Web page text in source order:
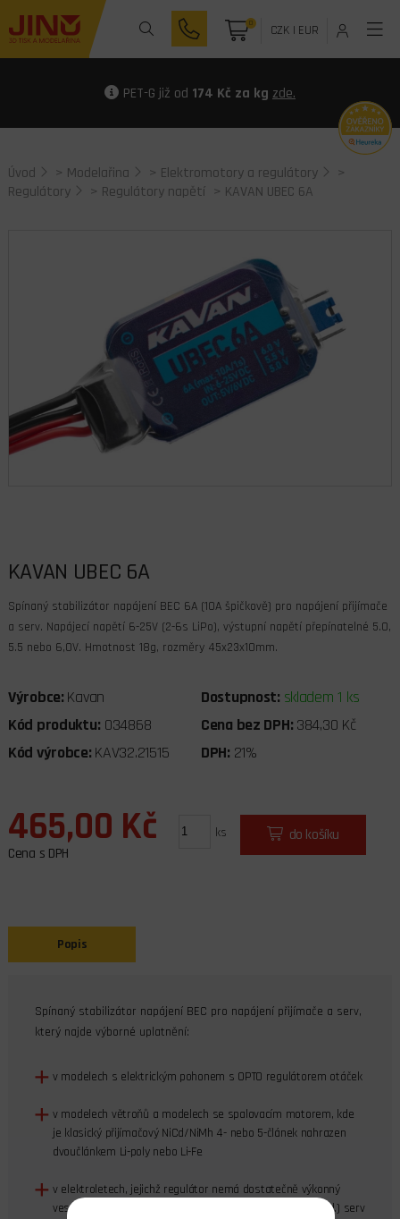
0 CZK| EUR
PET-G již od 174 Kč za kg zde.
Úvod > Modelařina > Elektromotory a regulátory
>
Regulátory
> Regulátory napětí > KAVAN UBEC 6A
KAVAN UBEC 6A
Spínaný stabilizátor napájení BEC 6A (10A špičkově) pro napájení přijímače
a serv. Napájecí napětí 6-25V (2-6s LiPo), výstupní napětí přepínatelné 5.0,
5.5 nebo 6,0V. Hmotnost 18g, rozměry 45x23x10mm.
Výrobce: Kavan Dostupnost: skladem 1 ks
Kód produktu: 034868 Cena bez DPH: 384,30 Kč
Kód výrobce: KAV32.21515 DPH: 21%
465,00 Kč
Cena s DPH
ks do košíku
Popis
Spínaný stabilizátor napájení BEC pro napájení přijímače a serv,
který najde výborné uplatnění:
v modelech s elektrickým pohonem s OPTO regulátorem otáček
v modelech větroňů a modelech se spalovacím motorem, kde
je klasický přijímačový NiCd/NiMh 4- nebo 5-článek nahrazen
dvoučlánkem Li-poly nebo Li-Fe
v elektroletech, jejichž regulátor nemá dostatečně výkonný
vestavěný BEC pro větší počet (silnějších, digitálních apod.) serv